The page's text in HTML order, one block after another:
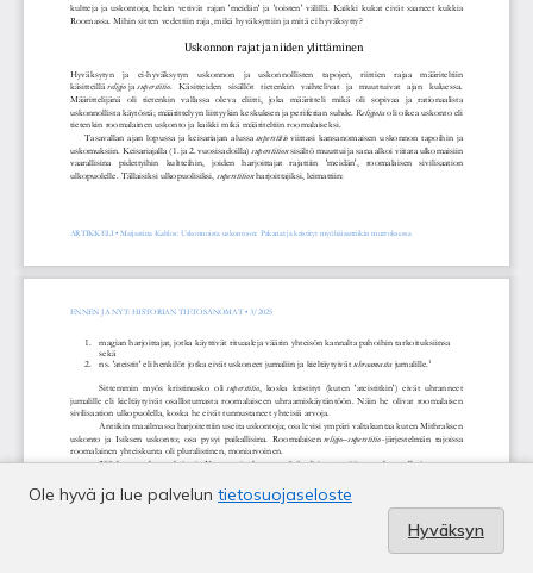
Ole hyvä ja lue palvelun tietosuojaseloste
Hyväksyn